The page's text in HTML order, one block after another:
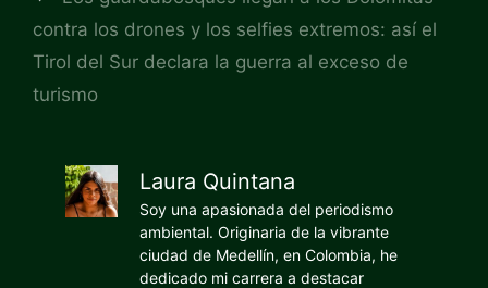
contra los drones y los selfies extremos: así el
Tirol del Sur declara la guerra al exceso de
turismo
Laura Quintana
Soy una apasionada del periodismo
ambiental. Originaria de la vibrante
ciudad de Medellín, en Colombia, he
dedicado mi carrera a destacar